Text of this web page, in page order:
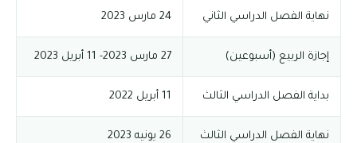
نهاية الفصل الدراسي الثاني 24 مارس 2023
إجازة الربيع (أسبوعين) 27 مارس 2023- 11 أبريل 2023
بداية الفصل الدراسي الثالث 11 أبريل 2022
نهاية الفصل الدراسي الثالث 26 يونيه 2023